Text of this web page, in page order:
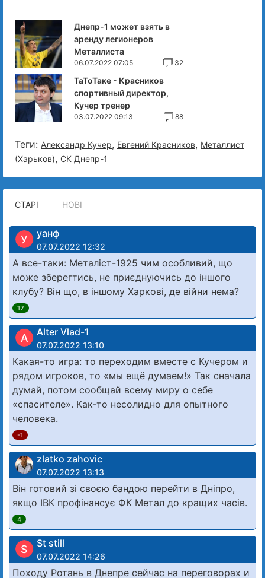
Днепр-1 может взять в
аренду легионеров
Металлиста
06.07.2022 07:05 32
ТаТоТаке - Красников
спортивный директор,
Кучер тренер
03.07.2022 09:13 88
Теги: Александр Кучер, Евгений Красников, Металлист
(Харьков), СК Днепр-1
СТАРІ НОВІ
У уанф
07.07.2022 12:32
А все-таки: Металіст-1925 чим особливий, що
може зберегтись, не приєднуючись до іншого
клубу? Він що, в іншому Харкові, де війни нема?
12
A Alter Vlad-1
07.07.2022 13:10
Какая-то игра: то переходим вместе с Кучером и
рядом игроков, то «мы ещё думаем!» Так сначала
думай, потом сообщай всему миру о себе
«спасителе». Как-то несолидно для опытного
человека.
-1
zlatko zahovic
07.07.2022 13:13
Він готовий зі своєю бандою перейти в Дніпро,
якщо ІВК профінансує ФК Метал до кращих часів.
4
S St still
07.07.2022 14:26
Походу Ротань в Днепре сейчас на переговорах и